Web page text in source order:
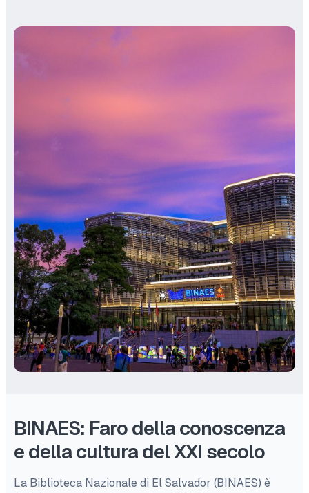
BINAES: Faro della conoscenza
e della cultura del XXI secolo
La Biblioteca Nazionale di El Salvador (BINAES) è